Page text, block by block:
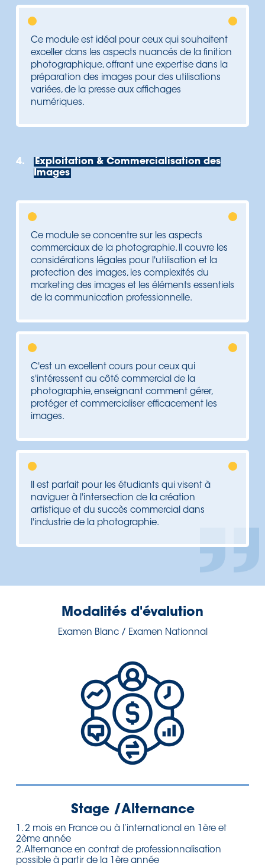
Ce module est idéal pour ceux qui souhaitent
exceller dans les aspects nuancés de la finition
photographique, offrant une expertise dans la
préparation des images pour des utilisations
variées, de la presse aux affichages
numériques.
4.
Exploitation & Commercialisation des
Images
Ce module se concentre sur les aspects
commerciaux de la photographie. Il couvre les
considérations légales pour l'utilisation et la
protection des images, les complexités du
marketing des images et les éléments essentiels
de la communication professionnelle.
C'est un excellent cours pour ceux qui
s'intéressent au côté commercial de la
photographie, enseignant comment gérer,
protéger et commercialiser efficacement les
images.
Il est parfait pour les étudiants qui visent à
naviguer à l'intersection de la création
artistique et du succès commercial dans
l'industrie de la photographie.
Modalités d'évalution
Examen Blanc / Examen Nationnal
Stage /Alternance
1. 2 mois en France ou à l’international en 1ère et
2ème année
2. Alternance en contrat de professionnalisation
possible à partir de la 1ère année